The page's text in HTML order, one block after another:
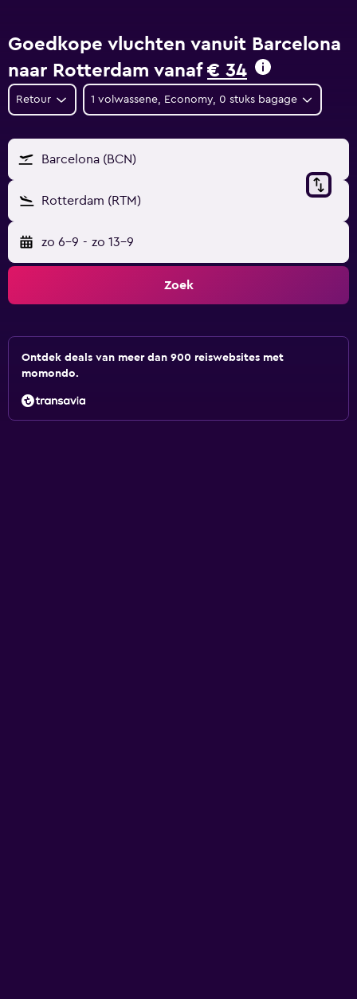
Goedkope vluchten vanuit Barcelona
naar Rotterdam vanaf € 34
Retour 1 volwassene, Economy, 0 stuks bagage
Barcelona (BCN)
Rotterdam (RTM)
zo 6-9 - zo 13-9
Zoek
Ontdek deals van meer dan 900 reiswebsites met
momondo.